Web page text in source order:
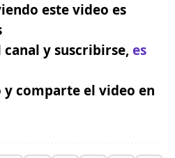
este video es
y suscribirse,es
comparte el video en